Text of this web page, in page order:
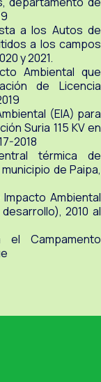
a los Autos de
a los campos
y 2021.
Ambiental que
de Licencia
(EIA) para
Suria 115 KV en
2018
térmica de
de Paipa,
Ambiental
2010 al
Campamento